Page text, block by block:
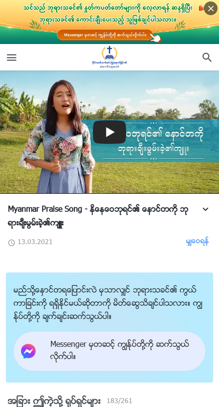
Myanmar Praise Song - နိေနေဝဘုရင္၏ ေနာင္တကို ဘု
ရားခ်ီးမြမ္းခဲ့၏က်ဴး
13.03.2021 မွ်ေဝရန္
မည္သို႔ေႏွာင္တရေျပာင္းလဲ မွသာလွ်င္ ဘုရားသခင္၏ ကြယ္
ကာျခင္းကို ရရွိႏိုင္မယ္ဆိုတာကို မိတ္ေဆြသိခ်င္ပါသလား။ ကြၽ
န္ုပ္တို႔ကို ခ်က္ခ်င္းဆက္သြယ္ပါ။
Messenger မွတဆင့္ ကြၽန္ုပ္တို႔ကို ဆက္သြယ္
လိုက္ပါ။
အျခား ဤကဲ့သို႔ ႐ုပ္ရွင္မ်ား 183/261